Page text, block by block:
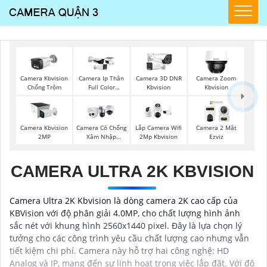
Camera Kbvision
Chống Trộm
Camera Ip Thân
Full Color
Camera 3D DNR
Kbvision
Camera Zoom
Kbvision
Camera Kbvision
2MP
Camera Có Chống
Xâm Nhập
Lắp Camera Wifi
2Mp Kbvision
Camera 2 Mắt
Ezviz
CAMERA ULTRA 2K KBVISION
Camera Ultra 2K Kbvision là dòng camera 2K cao cấp của
KBVision với độ phân giải 4.0MP, cho chất lượng hình ảnh
sắc nét với khung hình 2560x1440 pixel. Đây là lựa chọn lý
tưởng cho các công trình yêu cầu chất lượng cao nhưng vẫn
tiết kiệm chi phí. Camera này hỗ trợ hai công nghệ: HD
Analog và IP, mang đến sự linh hoạt trong việc lắp đặt. Với độ